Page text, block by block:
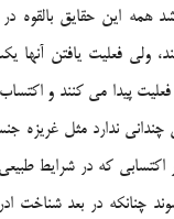
همه اين حقايق بالقوه
ولي فعليت يافتن آنها
پيدا مي كنند و
چنداني ندارد مثل غريزه
اكتسابي كه در شرايط
چنانكه در بعد شناخت